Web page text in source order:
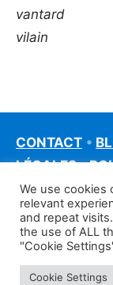
vantard
vilain
CONTACT •
LÉGALES•
©francais-
We use cookies
relevant
and repeat
the use of ALL
"Cookie
Cookie Settings